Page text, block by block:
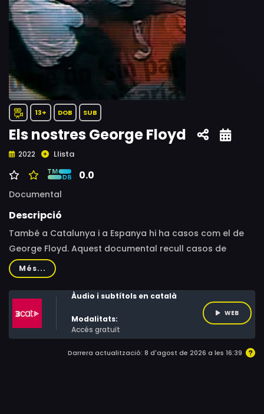
13+ DOB SUB
Els nostres George Floyd
2022 Llista
0.0
Documental
Descripció
També a Catalunya i a Espanya hi ha casos com el de
George Floyd. Aquest documental recull casos de
persones immigrants o racialitzades que han mort en
detencions, a comissaria o en CIEs, sense que s'hagi
investigat ni sancionat ningú.
Més...
Àudio i subtítols en català
Modalitats:
Accés gratuït
WEB
Darrera actualització: 8 d'agost de 2026 a les 16:39